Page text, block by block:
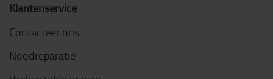
Klantenservice
Contacteer ons
Noodreparatie